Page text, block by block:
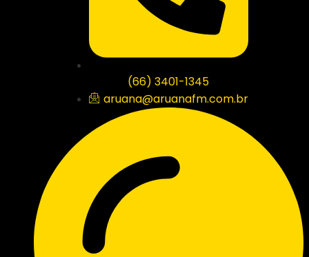
(66) 3401-1345
aruana@aruanafm.com.br